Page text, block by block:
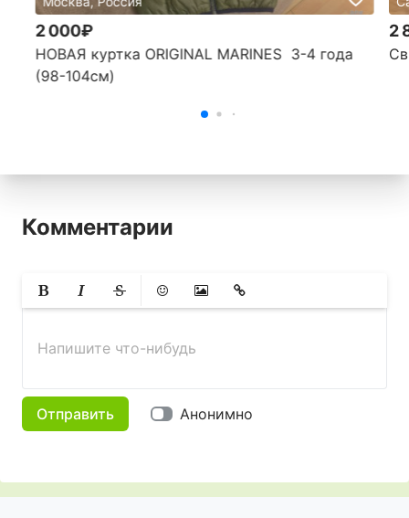
2 000₽
НОВАЯ куртка ORIGINAL MARINES 3-4 года
(98-104см)
2
Комментарии
ЖирныйКурсивЗачеркнутый
СмайликиВставить изображение
Вставить ссылку
Напишите что-нибудь
Отправить Анонимно